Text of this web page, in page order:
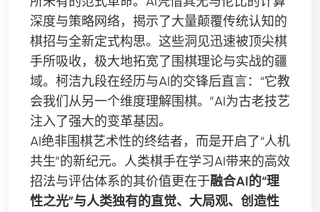
深度与策略网络，揭示了大量颠覆传统认知的
棋招与全新定式构思。这些洞见迅速被顶尖棋
手所吸收，极大地拓宽了围棋理论与实战的疆
域。柯洁九段在经历与AI的交锋后直言：“它教
会我们从另一个维度理解围棋。”AI为古老技艺
注入了强大的变革基因。
AI绝非围棋艺术性的终结者，而是开启了“人机
共生”的新纪元。人类棋手在学习AI带来的高效
招法与评估体系的其价值更在于融合AI的“理
性之光”与人类独有的直觉、大局观、创造性